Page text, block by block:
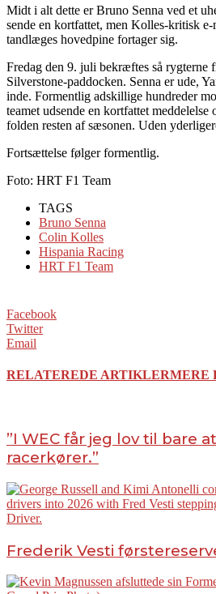
Midt i alt dette er Bruno Senna ved et
sende en kortfattet, men Kolles-kritisk
tandlæges hovedpine fortager sig.
Fredag den 9. juli bekræftes så rygterne
Silverstone-paddocken. Senna er ude,
inde. Formentlig adskillige hundreder
teamet udsende en kortfattet meddelelse
folden resten af sæsonen. Uden
Fortsættelse følger formentlig.
Foto: HRT F1 Team
TAGS
Bruno Senna
Colin Kolles
Hispania Racing
HRT F1 Team
Facebook
Twitter
Email
RELATEREDE ARTIKLERMERE
”I WEC får jeg lov til bare
racerkører.”
Frederik Vesti